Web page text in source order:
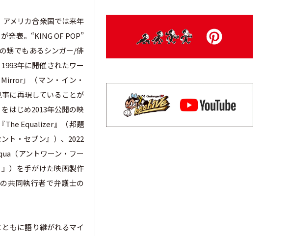
メリカ合衆国では来年
発表。“KING OF POP”
甥でもあるシンガー/俳
年に開催されたワー
」（マン・イン・
に再現していることが
はじめ2013年公開の映
The Equalizer』（邦題
ト・セブン』）、2022
（アントワーン・フー
）を手がけた映画製作
共同執行者で弁護士の
もに語り継がれるマイ